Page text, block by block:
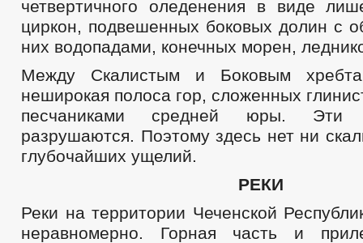
четвертичного оледенения в виде
циркон, подвешенных боковых долин с
них водопадами, конечных морен,
Между Скалистым и Боковым
неширокая полоса гор, сложенных
песчаниками средней юры. Эти
разрушаются. Поэтому здесь нет ни
глубочайших ущелий.
РЕКИ
Реки на территории Чеченской
неравномерно. Горная часть и